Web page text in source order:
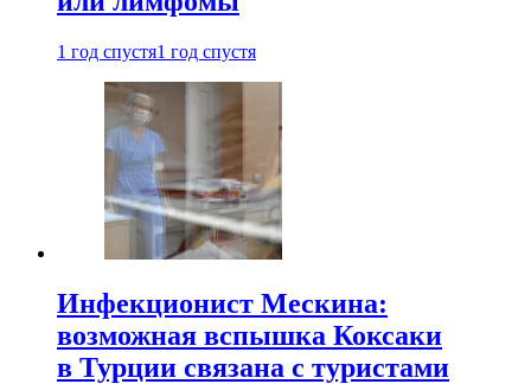
1 год спустя1 год спустя
Инфекционист Мескина:
возможная вспышка Коксаки
в Турции связана с туристами